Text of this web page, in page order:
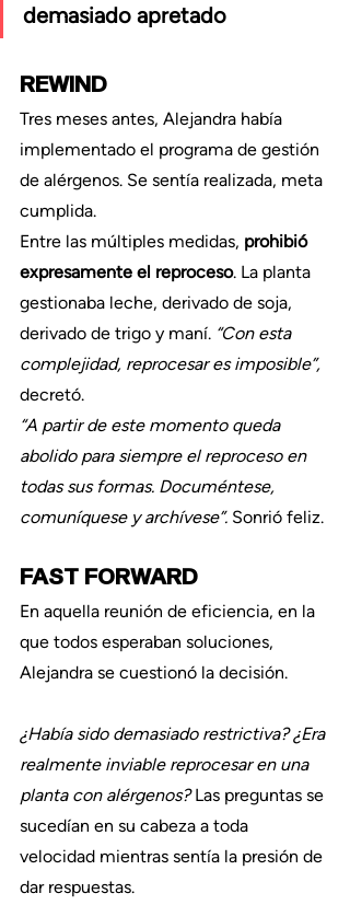
demasiado apretado
REWIND
Tres meses antes, Alejandra había
implementado el programa de gestión
de alérgenos. Se sentía realizada, meta
cumplida.
Entre las múltiples medidas, prohibió
expresamente el reproceso. La planta
gestionaba leche, derivado de soja,
derivado de trigo y maní. “Con esta
complejidad, reprocesar es imposible”,
decretó.
“A partir de este momento queda
abolido para siempre el reproceso en
todas sus formas. Documéntese,
comuníquese y archívese”. Sonrió feliz.
FAST FORWARD
En aquella reunión de eficiencia, en la
que todos esperaban soluciones,
Alejandra se cuestionó la decisión.
¿Había sido demasiado restrictiva? ¿Era
realmente inviable reprocesar en una
planta con alérgenos? Las preguntas se
sucedían en su cabeza a toda
velocidad mientras sentía la presión de
dar respuestas.